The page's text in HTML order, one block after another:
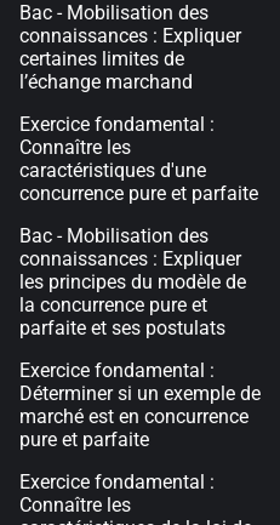
Bac - Mobilisation des
connaissances : Expliquer
certaines limites de
l’échange marchand
Exercice fondamental :
Connaître les
caractéristiques d'une
concurrence pure et parfaite
Bac - Mobilisation des
connaissances : Expliquer
les principes du modèle de
la concurrence pure et
parfaite et ses postulats
Exercice fondamental :
Déterminer si un exemple de
marché est en concurrence
pure et parfaite
Exercice fondamental :
Connaître les